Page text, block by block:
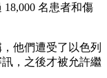
名患者和傷
他們遭受了以色列
，之後才被允許繼